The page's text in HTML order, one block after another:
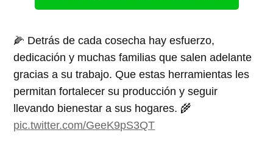
🌽 Detrás de cada cosecha hay esfuerzo,
dedicación y muchas familias que salen adelante
gracias a su trabajo. Que estas herramientas les
permitan fortalecer su producción y seguir
llevando bienestar a sus hogares. 🌾
pic.twitter.com/GeeK9pS3QT